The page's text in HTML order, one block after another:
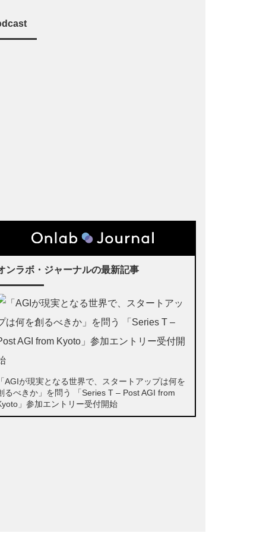
ンラボ・ジャーナルの最新記事
「AGIが現実となる世界で、スタートアップは何を
るべきか」を問う 「Series T – Post AGI from
」参加エントリー受付開始